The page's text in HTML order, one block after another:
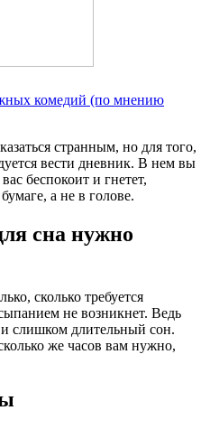
комедий (по мнению
странным, но для того,
вести дневник. В нем вы
беспокоит и гнетет,
а не в голове.
сна нужно
сколько требуется
не возникнет. Ведь
слишком длительный сон.
же часов вам нужно,